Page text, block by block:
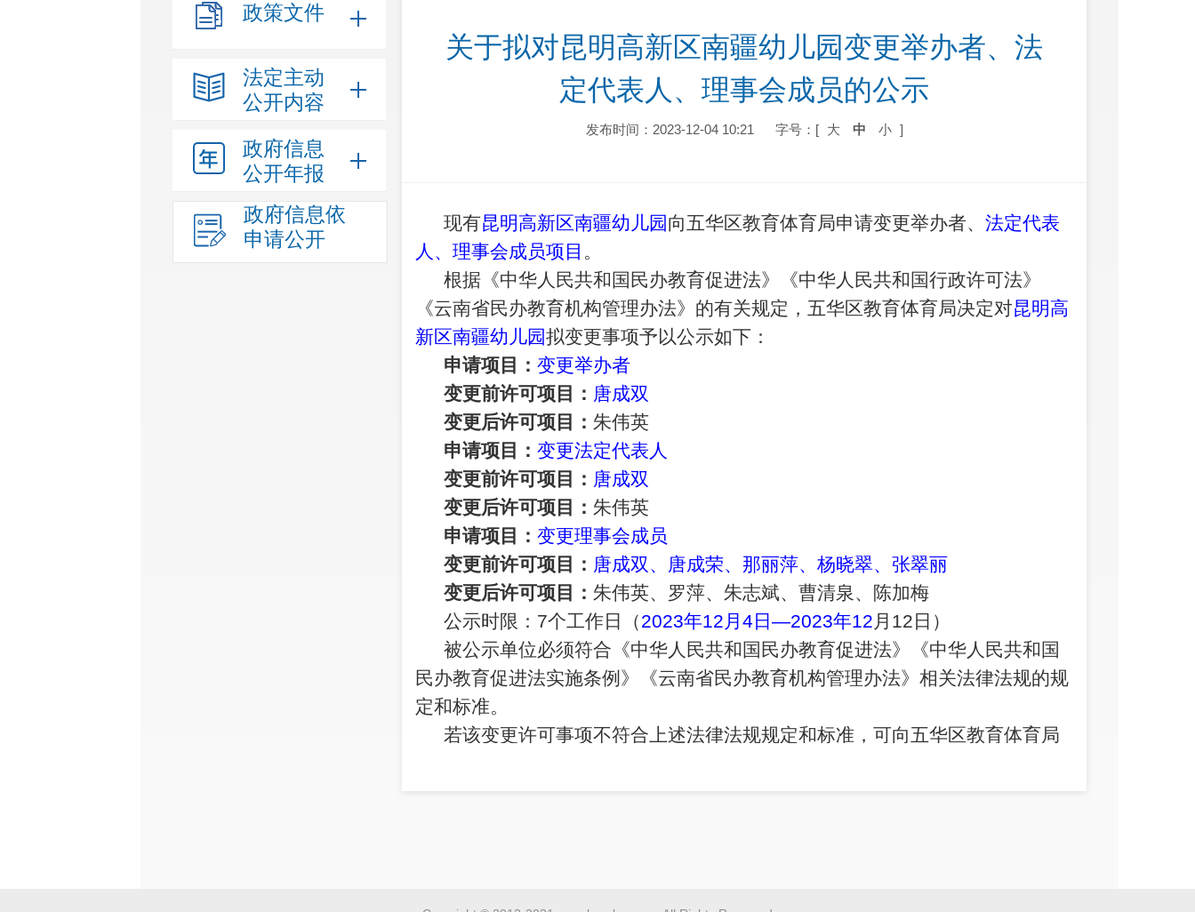
政策文件
法定主动
公开内容
政府信息
公开年报
政府信息依
申请公开
关于拟对昆明高新区南疆幼儿园变更举办者、法
定代表人、理事会成员的公示
发布时间：2023-12-04 10:21 字号：[ 大 中 小 ]
现有昆明高新区南疆幼儿园向五华区教育体育局申请变更举办者、 法定代表
人、理事会成员项目 。
根据《中华人民共和国民办教育促进法》《中华人民共和国行政许可法》
《云南省民办教育机构管理办法》的有关规定，五华区教育体育局决定对昆明高
新区南疆幼儿园拟变更事项予以公示如下：
申请项目： 变更举办者
变更前许可项目： 唐成双
变更后许可项目： 朱伟英
申请项目： 变更法定代表人
变更前许可项目： 唐成双
变更后许可项目： 朱伟英
申请项目： 变更理事会成员
变更前许可项目： 唐成双、 唐成荣、 那丽萍、 杨晓翠、 张翠丽
变更后许可项目： 朱伟英、罗萍、朱志斌、曹清泉、 陈加梅
公示时限：7个工作日（2023年12 月 4 日—2023年12 月12 日 ）
被公示单位必须符合《中华人民共和国民办教育促进法》《中华人民共和国
民办教育促进法实施条例》《云南省民办教育机构管理办法》相关法律法规的规
定和标准。
若该变更许可事项不符合上述法律法规规定和标准，可向五华区教育体育局